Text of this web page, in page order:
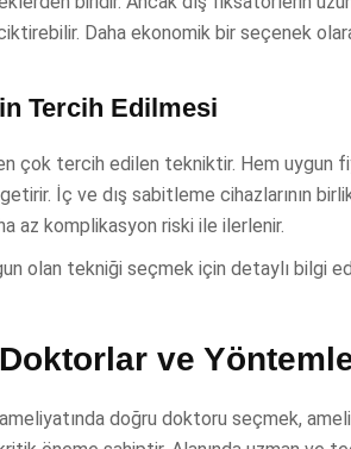
Daha ekonomik bir seçenek
Tercih Edilmesi
çok tercih edilen tekniktir. Hem uygun
İç ve dış sabitleme cihazlarının
az komplikasyon riski ile ilerlenir.
olan tekniği seçmek için detaylı bilgi
ve
doğru doktoru seçmek,